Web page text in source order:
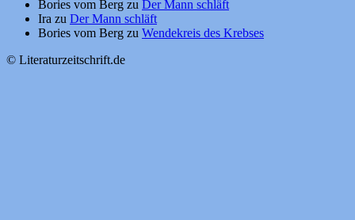
Bories vom Berg zu Der Mann schläft
Ira zu Der Mann schläft
Bories vom Berg zu Wendekreis des Krebses
© Literaturzeitschrift.de